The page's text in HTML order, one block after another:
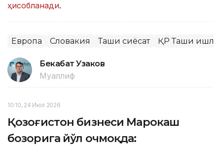
ҳисобланади.
Европа Словакия Ташқи сиёсат ҚР Ташқи
Бекабат Узаков
Муаллиф
10:10, 24 Июл 2026
Қозоғистон бизнеси Марокаш
бозорига йўл очмоқда: